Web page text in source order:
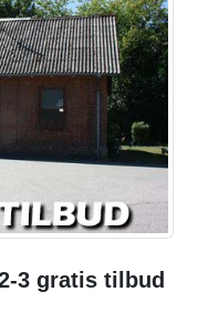
3 gratis tilbud